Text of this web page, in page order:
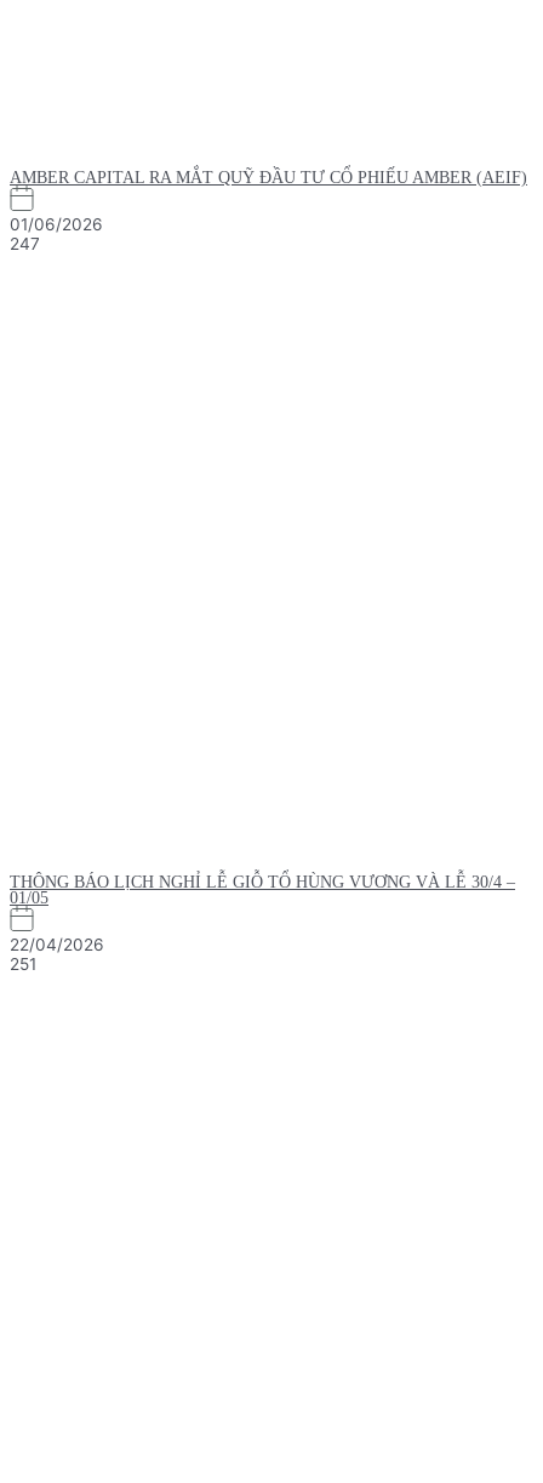
AMBER CAPITAL RA MẮT QUỸ ĐẦU TƯ CỔ PHIẾU AMBER (AEIF)
01/06/2026
247
THÔNG BÁO LỊCH NGHỈ LỄ GIỖ TỔ HÙNG VƯƠNG VÀ LỄ 30/4 –
01/05
22/04/2026
251